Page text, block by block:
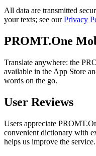
All data are transmitted
your texts; see ourPrivacy
PROMT.One
Translate anywhere: the
available in the App Store
words on the go.
User Reviews
Users appreciate
convenient dictionary with
helps us improve the service.